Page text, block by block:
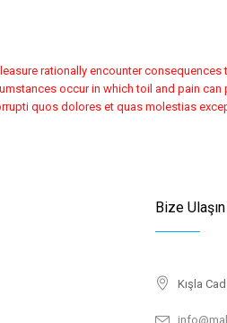
rationally encounter consequences
occur in which toil and pain can
quos dolores et quas molestias
Bize Ulaşın
Kışla